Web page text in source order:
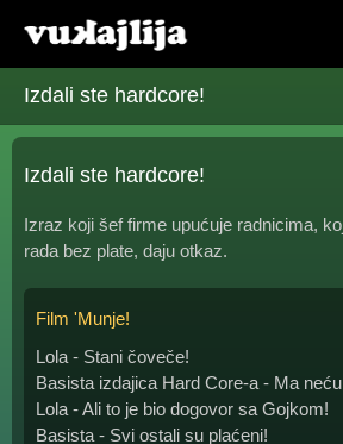
Izdali ste hardcore!
Izdali ste hardcore!
Izraz koji šef firme upućuje radnicima,
rada bez plate, daju otkaz.
Film 'Munje!
Lola - Stani čoveče!
Basista izdajica Hard Core-a - Ma
Lola - Ali to je bio dogovor sa Gojkom!
Basista - Svi ostali su plaćeni!